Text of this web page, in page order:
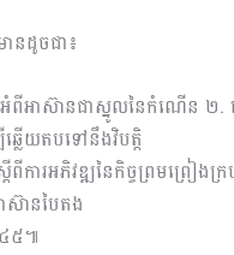
នដូចជា៖
ពីអាស៊ានជាស្នូលនៃកំណើន ២.
លើយតបទៅនឹងវិបត្តិ
ការអភិវឌ្ឍនៃកិច្ចព្រមព្រៀង
ស៊ានបៃតង
៤៥៕